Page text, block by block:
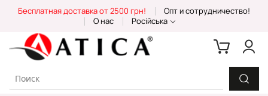
Content
Бесплатная доставка от 2500 грн!
Опт и сотрудничество!
О нас
Російська